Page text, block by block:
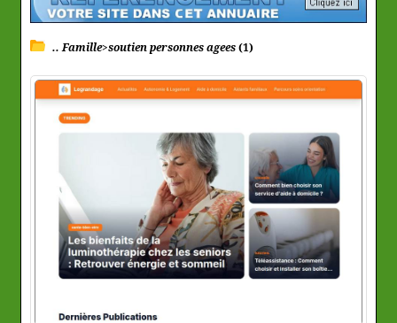
.. Famille>soutien personnes agees(1)